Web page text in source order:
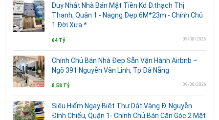
Duy Nhất Nhà Bán Mặt Tiền Kd Đ.thạch Thị
Thanh, Quận 1 - Nagng Đẹp 6M*23m - Chính Chủ
1 Đời Xưa *
64 Tỷ 09/08/2026
Chính Chủ Bán Nhà Đẹp Sẵn Vận Hành Airbnb –
Ngõ 391 Nguyễn Văn Linh, Tp Đà Nẵng
8.58 Tỷ 09/08/2026
Siêu Hiếm Ngay Biệt Thự Dát Vàng Đ. Nguyễn
Đình Chiểu, Quận 1- Chính Chủ Bán Căn Góc 2 Mặt